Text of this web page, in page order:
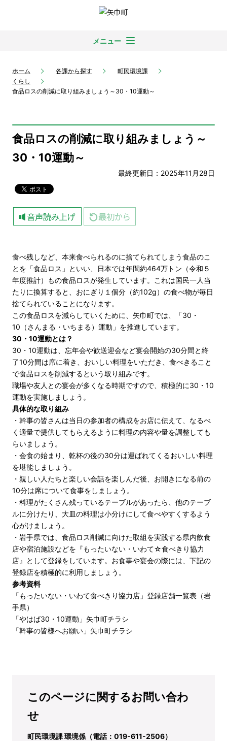
メニュー
ホーム 各課から探す
町民環境課
くらし
食品ロスの削減に取り組みましょう～30・10運動～
食品ロスの削減に取り組みましょう～
30・10運動～
最終更新日：2025年11月28日
食べ残しなど、本来食べられるのに捨てられてしまう食品のこ
とを「食品ロス」といい、日本では年間約464万トン（令和５
年度推計）もの食品ロスが発生しています。これは国民一人当
たりに換算すると、おにぎり１個分（約102g）の食べ物が毎日
捨てられていることになります。
この食品ロスを減らしていくために、矢巾町では、「30・
10（さんまる・いちまる）運動」を推進しています。
30・10運動とは？
30・10運動は、忘年会や歓送迎会など宴会開始の30分間と終
了10分間は席に着き、おいしい料理をいただき、食べきること
で食品ロスを削減するという取り組みです。
職場や友人との宴会が多くなる時期ですので、積極的に30・10
運動を実施しましょう。
具体的な取り組み
・幹事の皆さんは当日の参加者の構成をお店に伝えて、なるべ
く適量で提供してもらえるように料理の内容や量を調整しても
らいましょう。
・会食の始まり、乾杯の後の30分は運ばれてくるおいしい料理
を堪能しましょう。
・親しい人たちと楽しい会話を楽しんだ後、お開きになる前の
10分は席について食事をしましょう。
・料理がたくさん残っているテーブルがあったら、他のテーブ
ルに分けたり、大皿の料理は小分けにして食べやすくするよう
心がけましょう。
・岩手県では、食品ロス削減に向けた取組を実践する県内飲食
店や宿泊施設などを『もったいない・いわて☆食べきり協力
店』として登録をしています。お食事や宴会の際には、下記の
登録店を積極的に利用しましょう。
参考資料
「もったいない・いわて食べきり協力店」登録店舗一覧表 （岩
手県）
「やはば30・10運動」矢巾町チラシ
「幹事の皆様へお願い」矢巾町チラシ
このページに関するお問い合わ
せ
町民環境課 環境係（電話：019-611-2506）